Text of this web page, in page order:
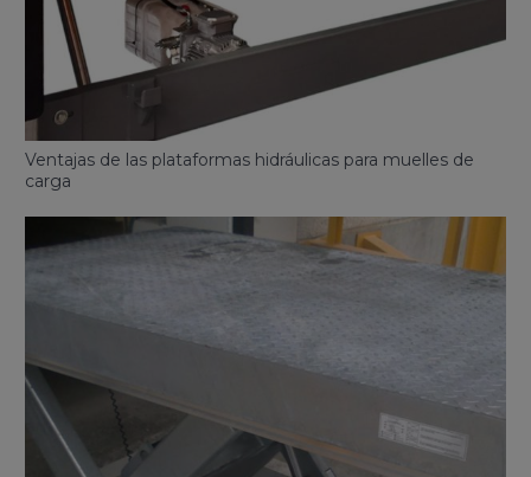
Ventajas de las plataformas hidráulicas para muelles de
carga